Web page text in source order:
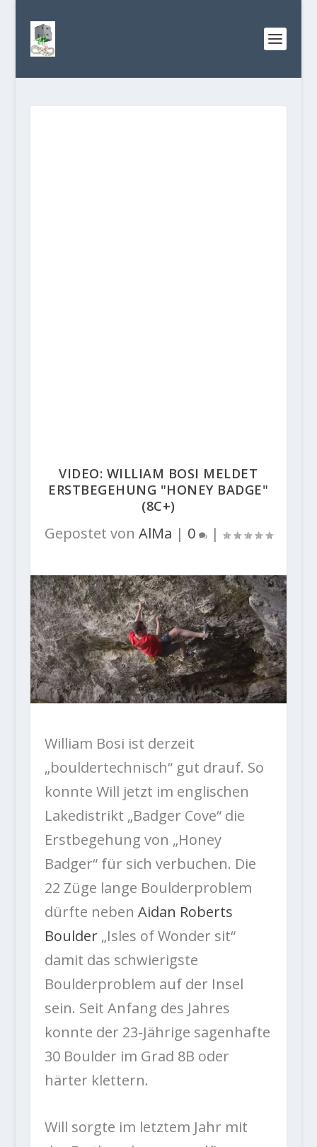
VIDEO: WILLIAM BOSI MELDET
ERSTBEGEHUNG "HONEY BADGE"
(8C+)
Gepostet von AlMa | 0 |
William Bosi ist derzeit
„bouldertechnisch“ gut drauf. So
konnte Will jetzt im englischen
Lakedistrikt „Badger Cove“ die
Erstbegehung von „Honey
Badger“ für sich verbuchen. Die
22 Züge lange Boulderproblem
dürfte neben Aidan Roberts
Boulder„Isles of Wonder sit“
damit das schwierigste
Boulderproblem auf der Insel
sein. Seit Anfang des Jahres
konnte der 23-Jährige sagenhafte
30 Boulder im Grad 8B oder
härter klettern.
Will sorgte im letztem Jahr mit